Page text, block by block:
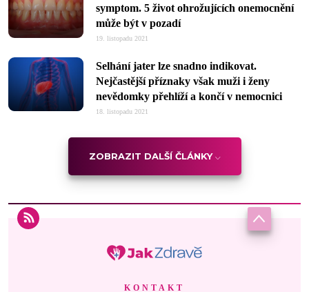
symptom. 5 život ohrožujících onemocnění
může být v pozadí
19. listopadu 2021
Selhání jater lze snadno indikovat.
Nejčastější příznaky však muži i ženy
nevědomky přehlíží a končí v nemocnici
18. listopadu 2021
ZOBRAZIT DALŠÍ ČLÁNKY
KONTAKT